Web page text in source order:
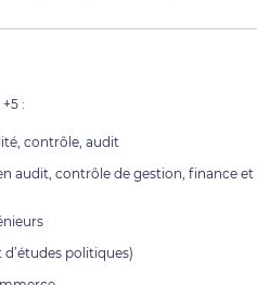
:
contrôle, audit
audit, contrôle de gestion, finance
politiques)